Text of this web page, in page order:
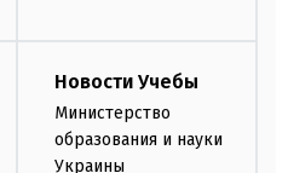
Новости Учебы
Министерство
образования и науки
Украины